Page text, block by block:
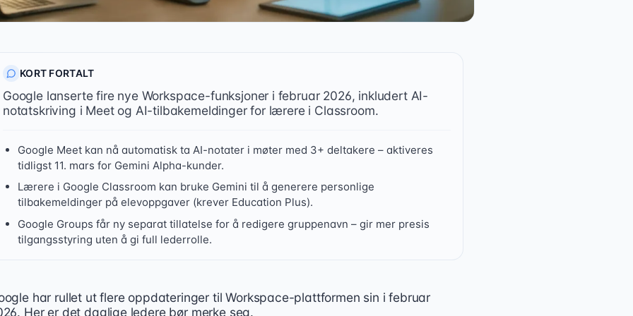
KORT FORTALT
Google lanserte fire nye Workspace-funksjoner i februar 2026, inkludert AI-
notatskriving i Meet og AI-tilbakemeldinger for lærere i Classroom.
Google Meet kan nå automatisk ta AI-notater i møter med 3+ deltakere – aktiveres
tidligst 11. mars for Gemini Alpha-kunder.
Lærere i Google Classroom kan bruke Gemini til å generere personlige
tilbakemeldinger på elevoppgaver (krever Education Plus).
Google Groups får ny separat tillatelse for å redigere gruppenavn – gir mer presis
tilgangsstyring uten å gi full lederrolle.
lanserte fire Workspace-oppdateringer 19. februar 2026: automatisk AI-notatskriving i Google Meet, AI-
har rullet ut flere oppdateringer til Workspace-plattformen sin i februar
Her er det daglige ledere bør merke seg.